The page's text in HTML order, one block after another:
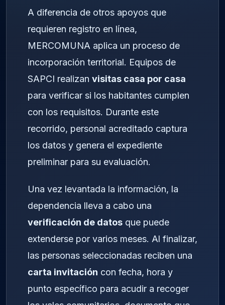
A diferencia de otros apoyos que
requieren registro en línea,
MERCOMUNA aplica un proceso de
incorporación territorial. Equipos de
SAPCI realizan visitas casa por casa
para verificar si los habitantes cumplen
con los requisitos. Durante este
recorrido, personal acreditado captura
los datos y genera el expediente
preliminar para su evaluación.
Una vez levantada la información, la
dependencia lleva a cabo una
verificación de datos que puede
extenderse por varios meses. Al finalizar,
las personas seleccionadas reciben una
carta invitación con fecha, hora y
punto específico para acudir a recoger